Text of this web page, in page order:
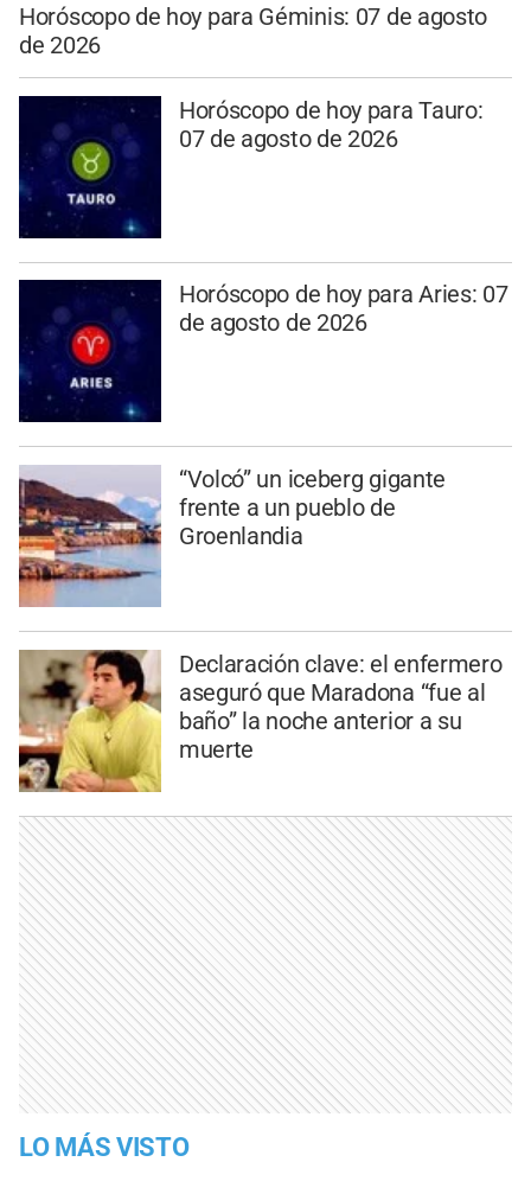
Horóscopo de hoy para Géminis: 07 de agosto
de 2026
Horóscopo de hoy para Tauro:
07 de agosto de 2026
Horóscopo de hoy para Aries: 07
de agosto de 2026
“Volcó” un iceberg gigante
frente a un pueblo de
Groenlandia
Declaración clave: el enfermero
aseguró que Maradona “fue al
baño” la noche anterior a su
muerte
LO MÁS VISTO